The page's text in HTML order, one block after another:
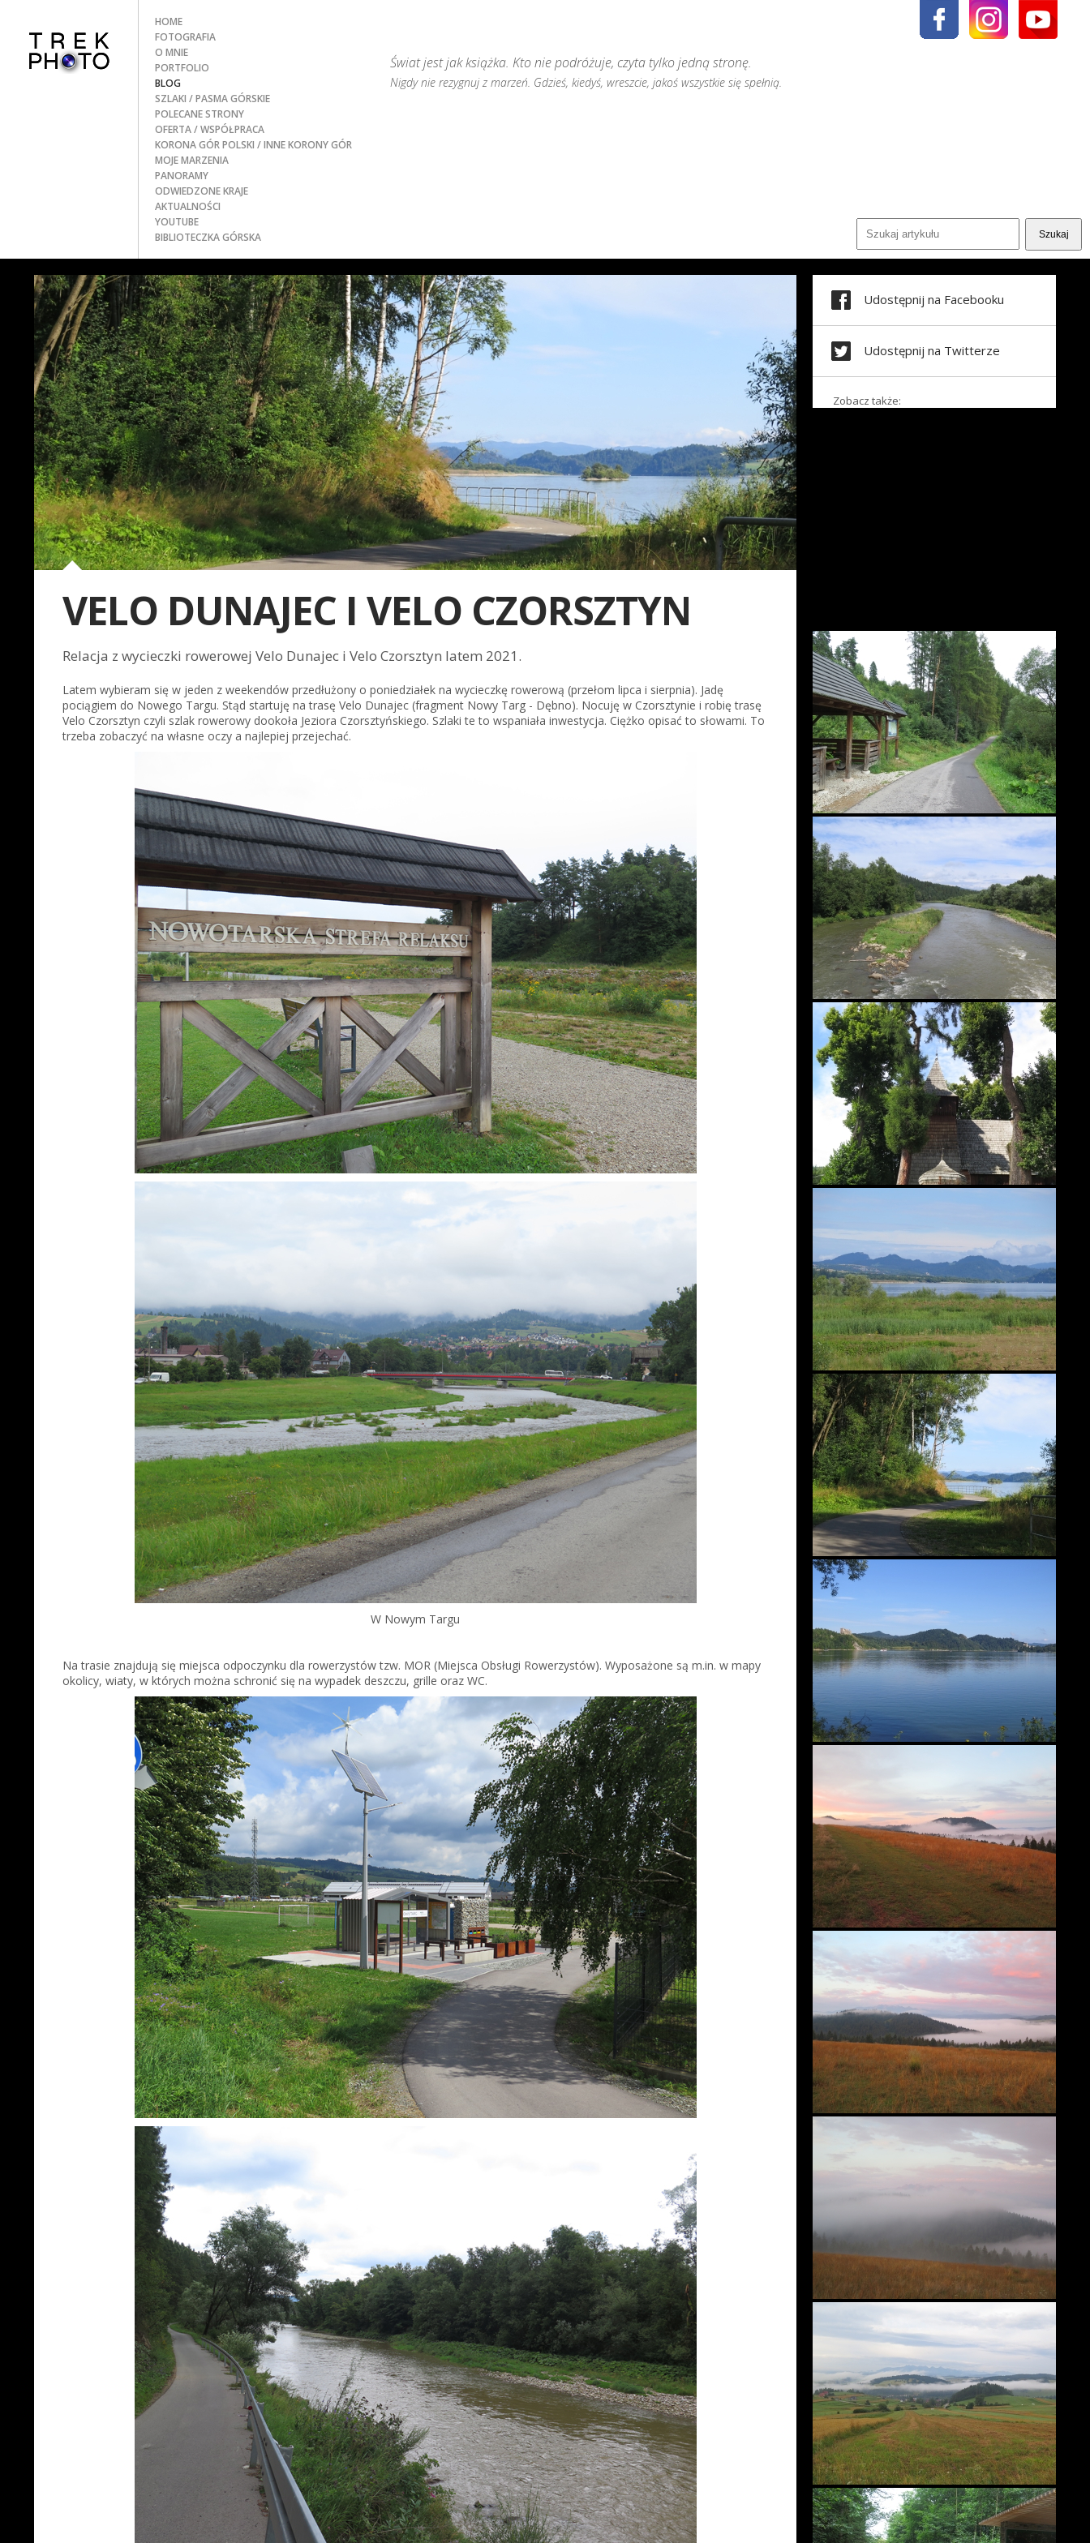
HOME
FOTOGRAFIA
O MNIE
PORTFOLIO
BLOG
SZLAKI / PASMA GÓRSKIE
POLECANE STRONY
OFERTA / WSPÓŁPRACA
KORONA GÓR POLSKI / INNE KORONY GÓR
MOJE MARZENIA
PANORAMY
ODWIEDZONE KRAJE
AKTUALNOŚCI
YOUTUBE
BIBLIOTECZKA GÓRSKA
Świat jest jak książka. Kto nie podróżuje, czyta tylko jedną stronę.
Nigdy nie rezygnuj z marzeń. Gdzieś, kiedyś, wreszcie, jakoś wszystkie się spełnią.
VELO DUNAJEC I VELO CZORSZTYN
Relacja z wycieczki rowerowej Velo Dunajec i Velo Czorsztyn latem 2021.
Latem wybieram się w jeden z weekendów przedłużony o poniedziałek na wycieczkę rowerową (przełom lipca i sierpnia). Jadę
pociągiem do Nowego Targu. Stąd startuję na trasę Velo Dunajec (fragment Nowy Targ - Dębno). Nocuję w Czorsztynie i robię trasę
Velo Czorsztyn czyli szlak rowerowy dookoła Jeziora Czorsztyńskiego. Szlaki te to wspaniała inwestycja. Ciężko opisać to słowami. To
trzeba zobaczyć na własne oczy a najlepiej przejechać.
W Nowym Targu
Na trasie znajdują się miejsca odpoczynku dla rowerzystów tzw. MOR (Miejsca Obsługi Rowerzystów). Wyposażone są m.in. w mapy
okolicy, wiaty, w których można schronić się na wypadek deszczu, grille oraz WC.
Udostępnij na Facebooku
Udostępnij na Twitterze
Zobacz także: